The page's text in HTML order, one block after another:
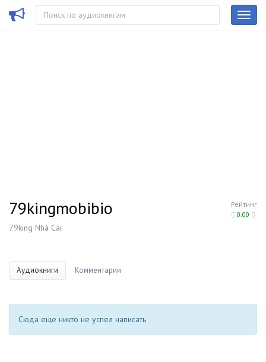
Рейтинг
0.00
79kingmobibio
79king Nhà Cái
Аудиокниги Комментарии
Сюда еще никто не успел написать